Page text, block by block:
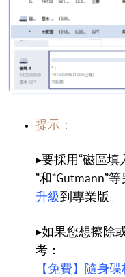
提示：
▸要採用“磁區填
”和“Gutmann”
升級到專業版。
▸如果您想擦除
考：
【免費】隨身